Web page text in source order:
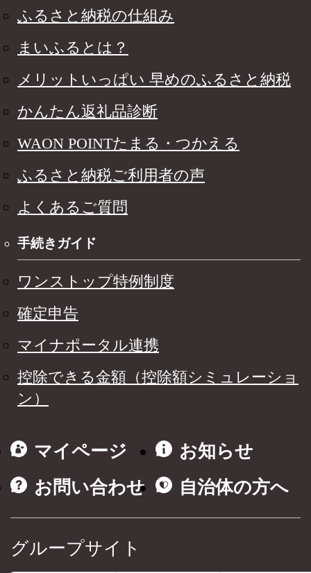
ふるさと納税の仕組み
まいふるとは？
メリットいっぱい 早めのふるさと納税
かんたん返礼品診断
WAON POINTたまる・つかえる
ふるさと納税ご利用者の声
よくあるご質問
手続きガイド
ワンストップ特例制度
確定申告
マイナポータル連携
控除できる金額（控除額シミュレーショ
ン）
マイページ
お知らせ
お問い合わせ
自治体の方へ
グループサイト